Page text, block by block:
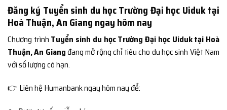
Đăng ký Tuyển sinh du học Trường Đại học Uiduk tại
Hoà Thuận, An Giang ngay hôm nay
Chương trình Tuyển sinh du học Trường Đại học Uiduk tại Hoà
Thuận, An Giangđang mở rộng chỉ tiêu cho du học sinh Việt Nam
với số lượng có hạn.
👉 Liên hệ Humanbank ngay hôm nay để: